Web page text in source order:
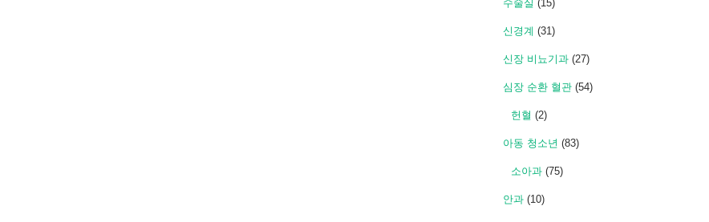
수술실 (15)
신경계 (31)
신장 비뇨기과 (27)
심장 순환 혈관 (54)
헌혈 (2)
아동 청소년 (83)
소아과 (75)
안과 (10)